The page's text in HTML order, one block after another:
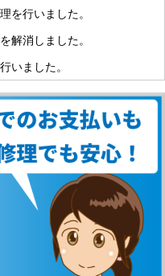
を行いました。
解消しました。
いました。